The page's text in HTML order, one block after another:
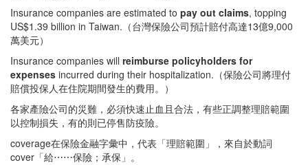
Insurance companies are estimated to pay out claims, topping
US$1.39 billion in Taiwan.（台灣保險公司預計賠付高達13億9,000
萬美元）
Insurance companies will reimburse policyholders for
expenses incurred during their hospitalization.（保險公司將理付
賠償投保人在住院期間發生的費用。）
各家產險公司的災難，必須快速止血且合法，有些正調整理賠範圍
以控制損失，有的則已停售防疫險。
coverage在保險金融字彙中，代表「理賠範圍」，來自於動詞
cover「給⋯⋯保險；承保」。